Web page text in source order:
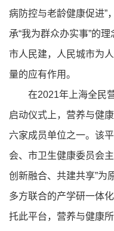
病防控与老龄健康促进”
承“我为群众办实事”的
市人民建，人民城市为
量的应有作用。
在2021年上海全民营
启动仪式上，营养与健
六家成员单位之一。该
会、市卫生健康委员会
创新融合、共建共享”为
多方联合的产学研一体
托此平台，营养与健康